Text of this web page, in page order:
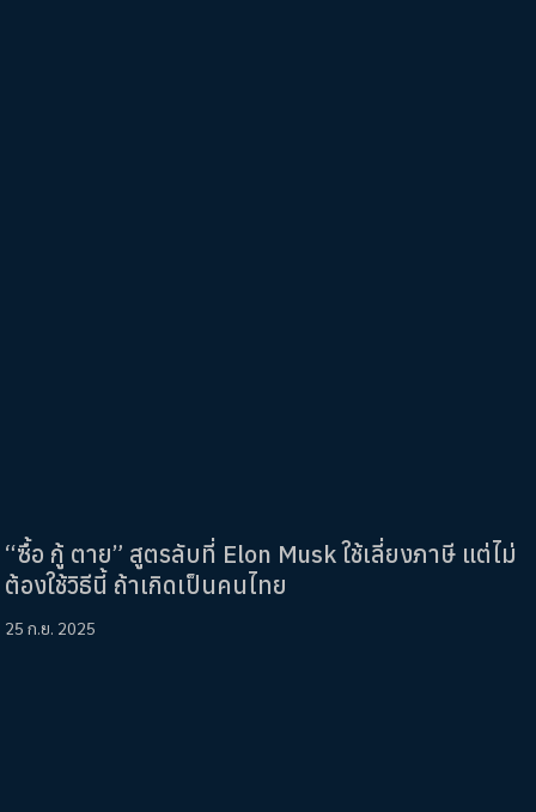
“ซื้อ กู้ ตาย” สูตรลับที่ Elon Musk ใช้เลี่ยงภาษี แต่ไม่
ต้องใช้วิธีนี้ ถ้าเกิดเป็นคนไทย
25 ก.ย. 2025